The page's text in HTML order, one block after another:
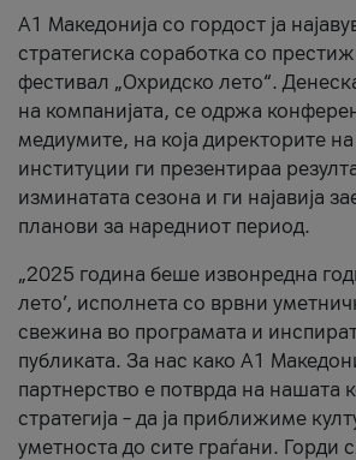
A1 Македонија со гордост ја
стратегиска соработка со
фестивал „Охридско лето“.
на компанијата, се одржа
медиумите, на која директорите
институции ги презентираа
изминатата сезона и ги најавија
планови за наредниот период.
„2025 година беше извонредна
лето’, исполнета со врвни
свежина во програмата и
публиката. За нас како A1
партнерство е потврда на нашата
стратегија – да ја приближиме
уметноста до сите граѓани. Горди